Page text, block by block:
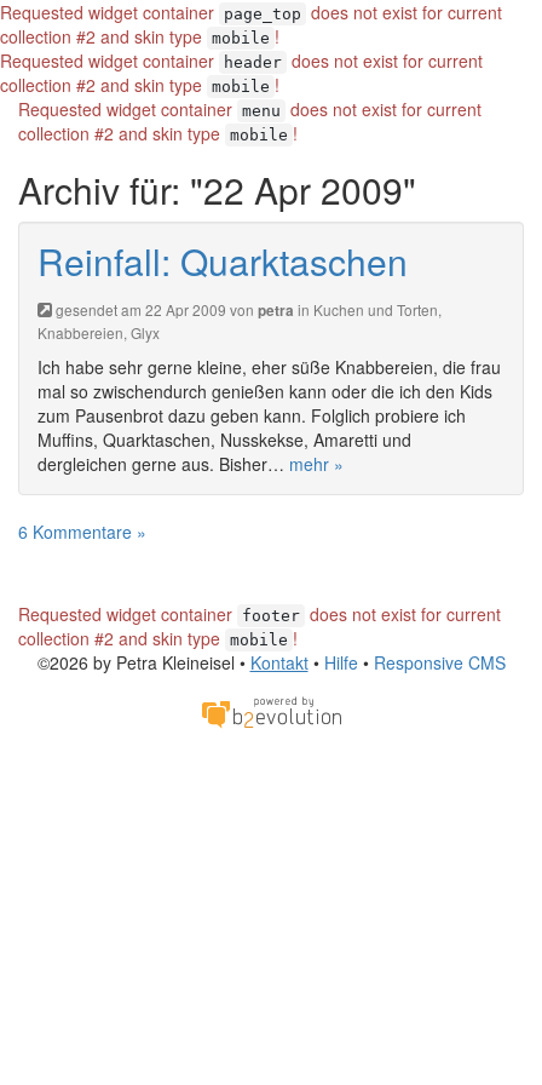
Requested widget container page_top does not exist for current
collection #2 and skin type mobile !
Requested widget container
header does not exist for current
collection #2 and skin type mobile !
Requested widget container menu does not exist for current
collection #2 and skin type mobile !
Archiv für: "22 Apr 2009"
Reinfall: Quarktaschen
gesendet am 22 Apr 2009 von petra in Kuchen und Torten,
Knabbereien, Glyx
Ich habe sehr gerne kleine, eher süße Knabbereien, die frau
mal so zwischendurch genießen kann oder die ich den Kids
zum Pausenbrot dazu geben kann. Folglich probiere ich
Muffins, Quarktaschen, Nusskekse, Amaretti und
dergleichen gerne aus. Bisher… mehr »
6 Kommentare »
Requested widget container footer does not exist for current
collection #2 and skin type mobile !
©2026 by Petra Kleineisel • Kontakt• Hilfe• Responsive CMS